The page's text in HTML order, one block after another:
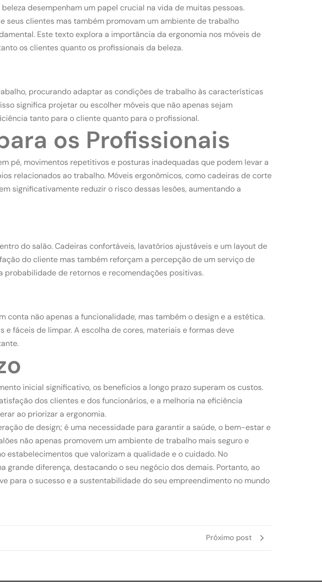
desempenham um papel crucial na vida de muitas pessoas.
seus clientes mas também promovam um ambiente de trabalho
Este texto explora a importância da ergonomia nos móveis de
os clientes quanto os profissionais da beleza.
procurando adaptar as condições de trabalho às características
significa projetar ou escolher móveis que não apenas sejam
tanto para o cliente quanto para o profissional.
os Profissionais
pé, movimentos repetitivos e posturas inadequadas que podem levar a
relacionados ao trabalho. Móveis ergonômicos, como cadeiras de corte
significativamente reduzir o risco dessas lesões, aumentando a
do salão. Cadeiras confortáveis, lavatórios ajustáveis e um layout de
do cliente mas também reforçam a percepção de um serviço de
probabilidade de retornos e recomendações positivas.
conta não apenas a funcionalidade, mas também o design e a estética.
fáceis de limpar. A escolha de cores, materiais e formas deve
inicial significativo, os benefícios a longo prazo superam os custos.
dos clientes e dos funcionários, e a melhoria na eficiência
ao priorizar a ergonomia.
de design; é uma necessidade para garantir a saúde, o bem-estar e
não apenas promovem um ambiente de trabalho mais seguro e
que valorizam a qualidade e o cuidado. No
diferença, destacando o seu negócio dos demais. Portanto, ao
para o sucesso e a sustentabilidade do seu empreendimento no mundo
Próximo post